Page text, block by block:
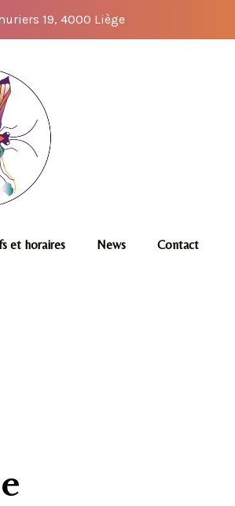
19, 4000 Liège
et horaires News Contact